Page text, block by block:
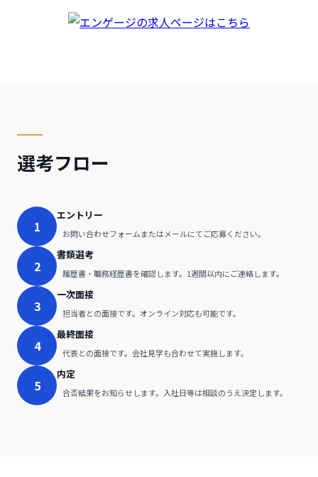
選考フロー
1
エントリー
お問い合わせフォームまたはメールにてご応募ください。
2
書類選考
履歴書・職務経歴書を確認します。1週間以内にご連絡します。
3
一次面接
担当者との面接です。オンライン対応も可能です。
4
最終面接
代表との面接です。会社見学も合わせて実施します。
5
内定
合否結果をお知らせします。入社日等は相談のうえ決定します。